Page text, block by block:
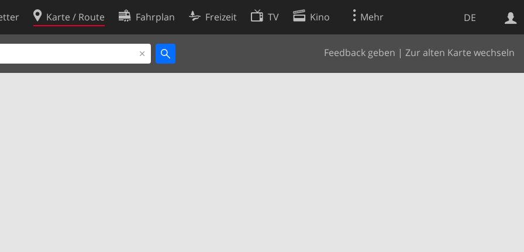
DE
Karte / Route Fahrplan Freizeit TV Kino Mehr
Feedback geben | Zur alten Karte wechseln
Websuche
Cookie-Richtlinie
Cookie-Einstellungen